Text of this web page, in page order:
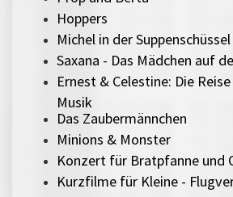
Hoppers
Michel in der Suppenschüssel
Saxana - Das Mädchen auf
Ernest & Celestine: Die
Musik
Das Zaubermännchen
Minions & Monster
Konzert für Bratpfanne und
Kurzfilme für Kleine -